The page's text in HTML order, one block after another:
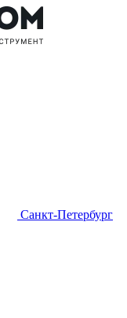
Санкт-Петербург